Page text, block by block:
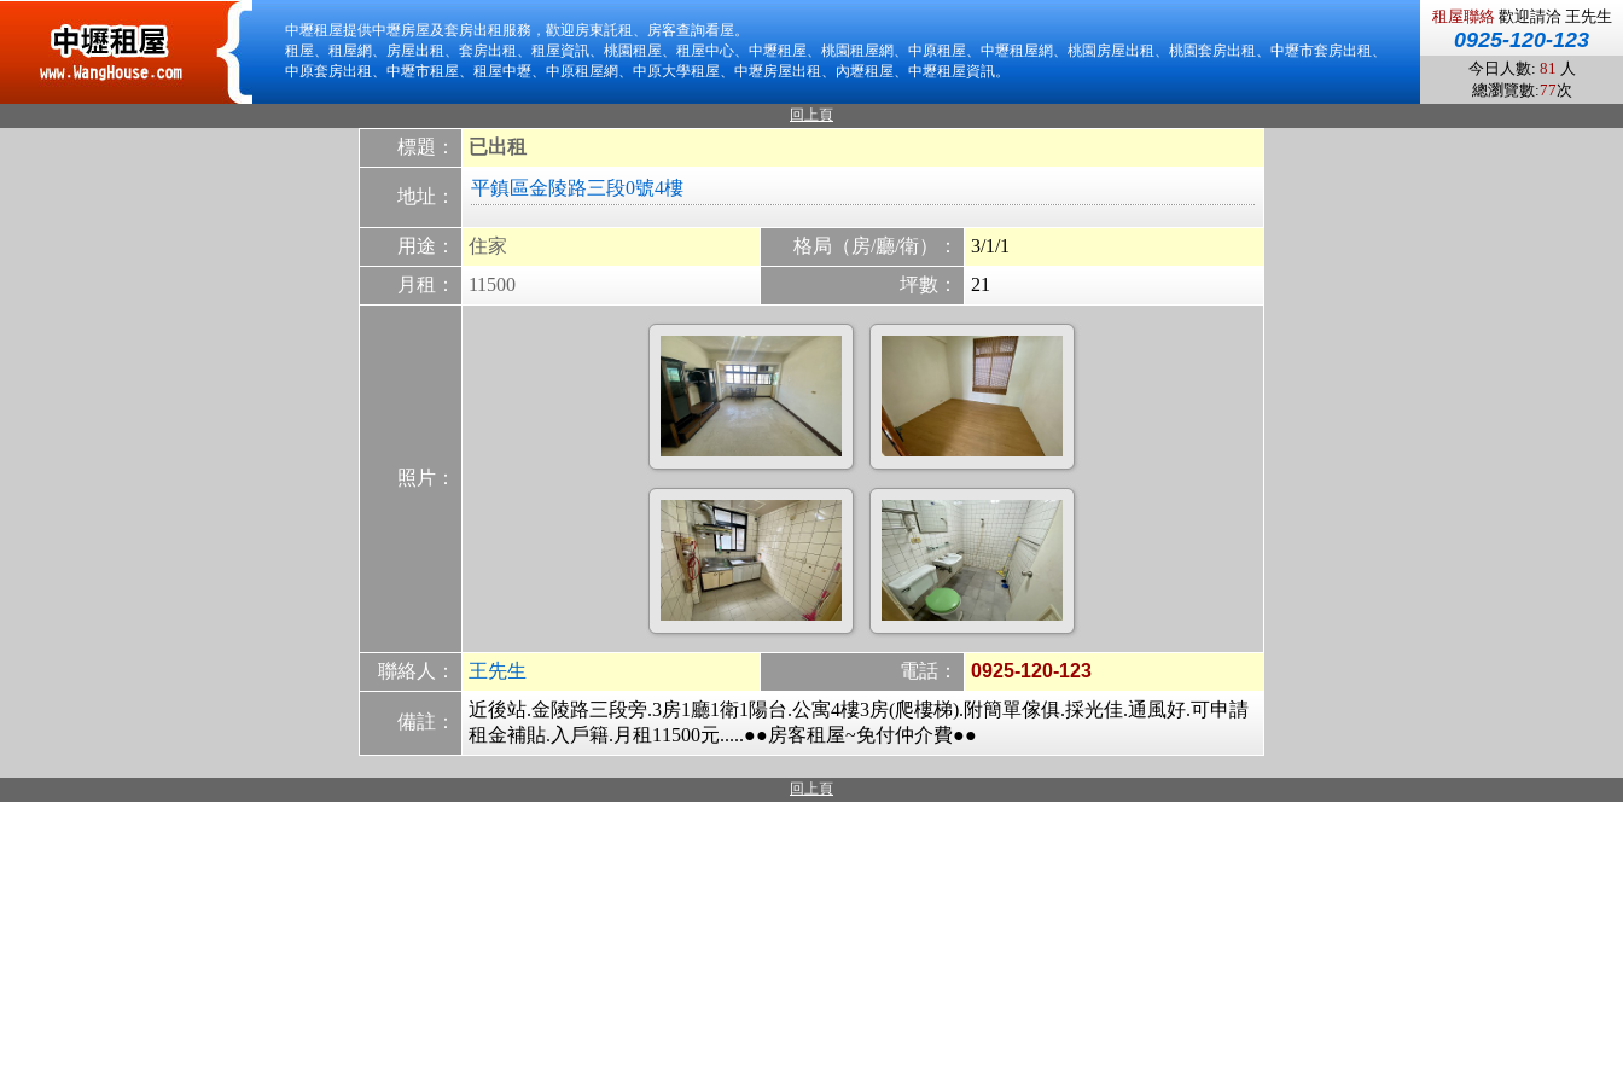
中壢租屋提供中壢房屋及套房出租服務，歡迎房東託租、房客查詢看屋。
租屋、租屋網、房屋出租、套房出租、租屋資訊、桃園租屋、租屋中心、中壢租屋、桃園租屋網、中原租屋、中壢租屋網、桃園房屋出租、桃園套房出租、中壢市套房出租、
中原套房出租、中壢市租屋、租屋中壢、中原租屋網、中原大學租屋、中壢房屋出租、內壢租屋、中壢租屋資訊。
租屋聯絡歡迎請洽 王先生
0925-120-123
今日人數: 81 人
總瀏覽數:77次
回上頁
標題： 已出租
地址： 平鎮區金陵路三段0號4樓
用途： 住家 格局（房/廳/衛）：
3/1/1
月租：
11500 坪數： 21
照片：
聯絡人： 王先生 電話： 0925-120-123
備註：
近後站.金陵路三段旁.3房1廳1衛1陽台.公寓4樓3房(爬樓梯).附簡單傢俱.採光佳.通風好.可申請
租金補貼.入戶籍.月租11500元.....●●房客租屋~免付仲介費●●
回上頁